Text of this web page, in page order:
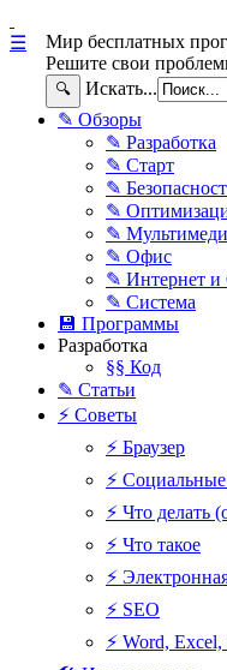
Мир бесплатных
Решите свои
🔍 Искать...
☰
✎ Обзоры
✎ Разработка
✎ Старт
✎
✎
✎
✎ Офис
✎ Интернет и
✎ Система
💾 Программы
Разработка
§§ Код
✎ Статьи
⚡ Советы
⚡ Браузер
⚡
⚡ Что
⚡ Что такое
⚡
⚡ SEO
⚡ Word,